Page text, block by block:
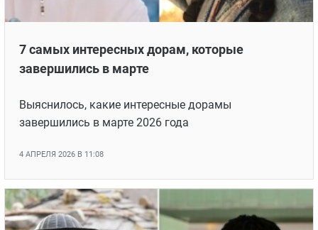
7 самых интересных дорам, которые
завершились в марте
Выяснилось, какие интересные дорамы
завершились в марте 2026 года
4 АПРЕЛЯ 2026 В 11:08